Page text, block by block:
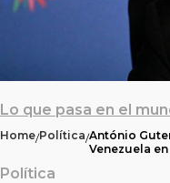
Lo que pasa en el
Home/Política/António
Venezuela en
Política